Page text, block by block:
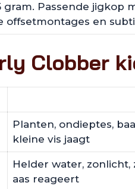
gram. Passende jigkop
offsetmontages en
Clobber
Planten, ondieptes,
kleine vis jaagt
Helder water, zonlicht,
aas reageert